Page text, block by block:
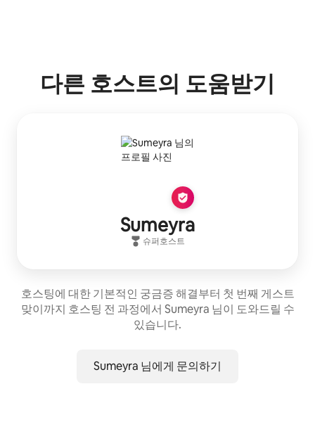
다른 호스트의 도움받기
Sumeyra
슈퍼호스트
호스팅에 대한 기본적인 궁금증 해결부터 첫 번째 게스트
맞이까지 호스팅 전 과정에서 Sumeyra 님이 도와드릴 수
있습니다.
Sumeyra 님에게 문의하기